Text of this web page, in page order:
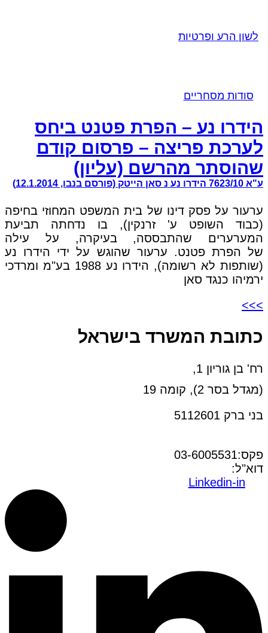
לשון הרע ופרטיות
סודות מסחריים
הידרו נע – הפרת פטנט ביחס
לערכת פריצה – פרסום קודם
שהוסתר מהרשם (עליון)
ע"א 7623/10 הידרו נע נ סאן הייטק (פורסם בנבו, 12.1.2014)
ערעור על פסק דינו של בית המשפט המחוזי בחיפה
(כבוד השופט ע' זרנקין), בו נדחתה תביעת
המערערים שהתבססה, בעיקרה, על עילה
של הפרת פטנט. ערעור שהוגש על ידי הידרו נע
(שותפות לא רשומה), הידרו נע 1988 בע"מ ומרדכי
ירמיהו כנגד סאן
>>>
כתובת המשרד בישראל
רח' בן גוריון 1,
(מגדל בסר 2), קומה 19
בני ברק 5112601
פקס:03-6005531
דוא"ל:
Linkedin-in